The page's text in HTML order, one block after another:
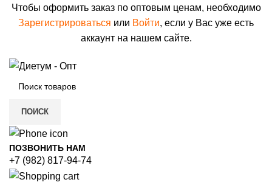
Чтобы оформить заказ по оптовым ценам, необходимо
Зарегистрироваться или Войти, если у Вас уже есть
аккаунт на нашем сайте.
ПОИСК
ПОЗВОНИТЬ НАМ
+7 (982) 817-94-74